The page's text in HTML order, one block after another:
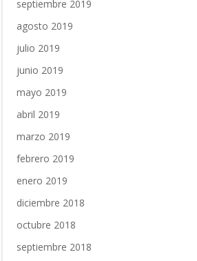
septiembre 2019
agosto 2019
julio 2019
junio 2019
mayo 2019
abril 2019
marzo 2019
febrero 2019
enero 2019
diciembre 2018
octubre 2018
septiembre 2018